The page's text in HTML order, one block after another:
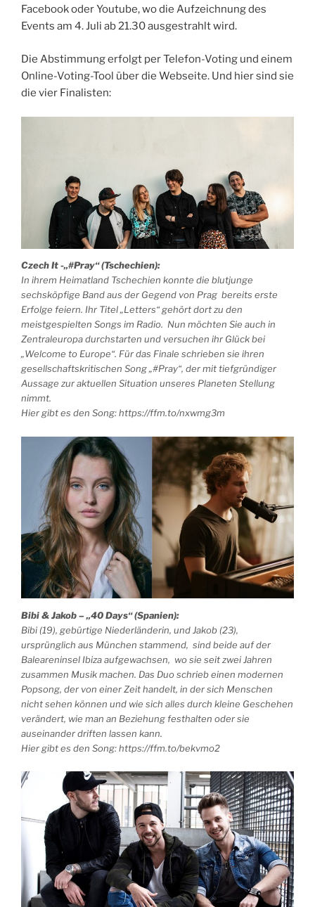
Facebook oder Youtube, wo die Aufzeichnung des
Events am 4. Juli ab 21.30 ausgestrahlt wird.
Die Abstimmung erfolgt per Telefon-Voting und einem
Online-Voting-Tool über die Webseite. Und hier sind sie
die vier Finalisten:
Czech It -„#Pray“ (Tschechien):
In ihrem Heimatland Tschechien konnte die blutjunge
sechsköpfige Band aus der Gegend von Prag bereits erste
Erfolge feiern. Ihr Titel „Letters“ gehört dort zu den
meistgespielten Songs im Radio. Nun möchten Sie auch in
Zentraleuropa durchstarten und versuchen ihr Glück bei
„Welcome to Europe“. Für das Finale schrieben sie ihren
gesellschaftskritischen Song „#Pray“, der mit tiefgründiger
Aussage zur aktuellen Situation unseres Planeten Stellung
nimmt.
Hier gibt es den Song: https://ffm.to/nxwmg3m
Bibi & Jakob – „40 Days“ (Spanien):
Bibi (19), gebürtige Niederländerin, und Jakob (23),
ursprünglich aus München stammend, sind beide auf der
Baleareninsel Ibiza aufgewachsen, wo sie seit zwei Jahren
zusammen Musik machen. Das Duo schrieb einen modernen
Popsong, der von einer Zeit handelt, in der sich Menschen
nicht sehen können und wie sich alles durch kleine Geschehen
verändert, wie man an Beziehung festhalten oder sie
auseinander driften lassen kann.
Hier gibt es den Song: https://ffm.to/bekvmo2